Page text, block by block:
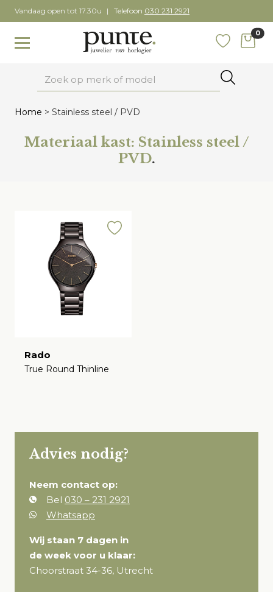
Skip
to
content
Vandaag open tot 17.30u Telefoon 030 231 2921
Toggle navigation
0
Home > Stainless steel / PVD
Materiaal kast: Stainless steel /
PVD.
Rado
True Round Thinline
Advies nodig?
Neem contact op:
Bel 030 – 231 2921
Whatsapp
Wij staan 7 dagen in
de week voor u klaar:
Choorstraat 34-36, Utrecht